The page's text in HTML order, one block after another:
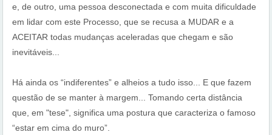
e, de outro, uma pessoa desconectada e com muita dificuldade
em lidar com este Processo, que se recusa a MUDAR e a
ACEITAR todas mudanças aceleradas que chegam e são
inevitáveis...
Há ainda os “indiferentes” e alheios a tudo isso... E que fazem
questão de se manter à margem... Tomando certa distância
que, em "tese", significa uma postura que caracteriza o famoso
“estar em cima do muro”.